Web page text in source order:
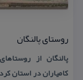
روستای پالنگان
پالنگان از